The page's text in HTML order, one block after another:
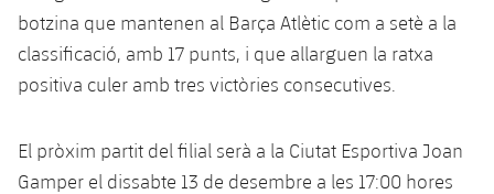
Agenda
Calendari
Resultats
Classificació
Jugadors
Calendari
Resultats
Notícies
Hockey Herba Femení
Patinatge artístic
plusicon
més
Plantilla
Rugby
plusicon
més
botzina que mantenen al Barça Atlètic com a setè a la
classificació, amb 17 punts, i que allarguen la ratxa
positiva culer amb tres victòries consecutives.
El pròxim partit del filial serà a la Ciutat Esportiva Joan
Gamper el dissabte 13 de desembre a les 17:00 hores